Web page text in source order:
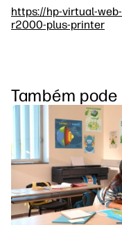
https://hp-virtual-
r2000-plus-printer
Também